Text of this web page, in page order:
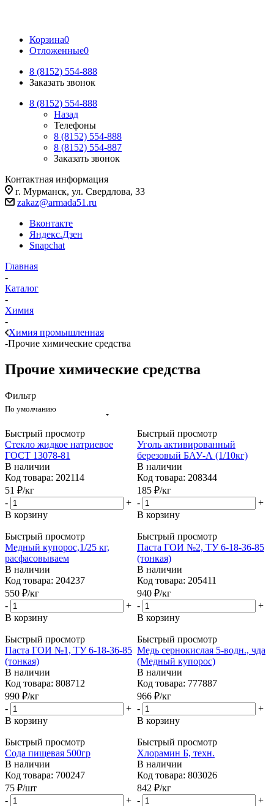
Корзина0
Отложенные0
8 (8152) 554-888
Заказать звонок
8 (8152) 554-888
Назад
Телефоны
8 (8152) 554-888
8 (8152) 554-887
Заказать звонок
Контактная информация
г. Мурманск, ул. Свердлова, 33
zakaz@armada51.ru
Вконтакте
Яндекс.Дзен
Snapchat
Главная
-
Каталог
-
Химия
-
Химия промышленная
-Прочие химические средства
Прочие химические средства
Фильтр
По умолчанию
Быстрый просмотр
Стекло жидкое натриевое
ГОСТ 13078-81
В наличии
Код товара: 202114
51 ₽/кг
-
+
В корзину
Быстрый просмотр
Уголь активированный
березовый БАУ-А (1/10кг)
В наличии
Код товара: 208344
185 ₽/кг
-
+
В корзину
Быстрый просмотр
Медный купорос,1/25 кг,
расфасовываем
В наличии
Код товара: 204237
550 ₽/кг
-
+
В корзину
Быстрый просмотр
Паста ГОИ №2, ТУ 6-18-36-85
(тонкая)
В наличии
Код товара: 205411
940 ₽/кг
-
+
В корзину
Быстрый просмотр
Паста ГОИ №1, ТУ 6-18-36-85
(тонкая)
В наличии
Код товара: 808712
990 ₽/кг
-
+
В корзину
Быстрый просмотр
Медь сернокислая 5-водн., чда
(Медный купорос)
В наличии
Код товара: 777887
966 ₽/кг
-
+
В корзину
Быстрый просмотр
Сода пищевая 500гр
В наличии
Код товара: 700247
75 ₽/шт
-
+
Быстрый просмотр
Хлорамин Б, техн.
В наличии
Код товара: 803026
842 ₽/кг
-
+